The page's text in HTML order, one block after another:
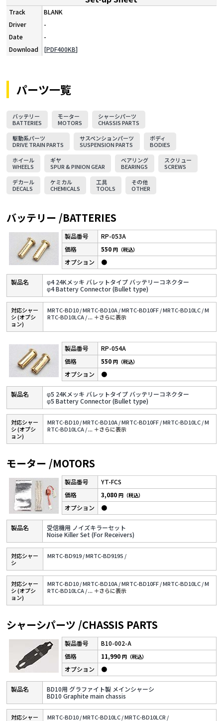
BLANK
-
-
[PDF400KB]
パーツ一覧
バッテリー
BATTERIES
モーター
MOTORS
シャーシパーツ
CHASSIS PARTS
駆動系パーツ
DRIVE TRAIN PARTS
サスペンションパーツ
SUSPENSION PARTS
ボディ
BODIES
ホイール
WHEELS
ギヤ
SPUR & PINION GEAR
ベアリング
BEARINGS
スクリュー
SCREWS
デカール
DECALS
ケミカル
CHEMICALS
工具
TOOLS
その他
OTHER
バッテリー /BATTERIES
RP-053A
φ4 24Kメッキ バレットタイプ バッテリーコネクター
φ4 Battery Connector (Bullet type)
550円（税込）
●
対応シャー
シ (オプシ
ョン)
MRTC-BD10 /MRTC-BD10A /MRTC-BD10FF /MRTC-BD10LC /M
RTC-BD10LCA /... ＋さらに表⽰
RP-054A
φ5 24Kメッキ バレットタイプ バッテリーコネクター
φ5 Battery Connector (Bullet type)
550円（税込）
●
対応シャー
シ (オプシ
ョン)
MRTC-BD10 /MRTC-BD10A /MRTC-BD10FF /MRTC-BD10LC /M
RTC-BD10LCA /... ＋さらに表⽰
モーター /MOTORS
YT-FCS
受信機用 ノイズキラーセット
Noise Killer Set (For Receivers)
3,080円（税込）
●
対応シャー
シ
MRTC-BD919 /MRTC-BD919S /
対応シャー
シ (オプシ
ョン)
MRTC-BD10 /MRTC-BD10A /MRTC-BD10FF /MRTC-BD10LC /M
RTC-BD10LCA /... ＋さらに表⽰
シャーシパーツ /CHASSIS PARTS
B10-002-A
BD10用 グラファイト製 メインシャーシ
BD10 Graphite main chassis
11,990円（税込）
●
対応シャー
MRTC-BD10 /MRTC-BD10LC /MRTC-BD10LCR /